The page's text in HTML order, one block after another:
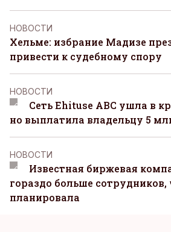
НОВОСТИ
Хельме: избрание Мадизе
привести к судебному спору
НОВОСТИ
Сеть Ehituse ABC ушла в
но выплатила владельцу 5
НОВОСТИ
Известная биржевая
гораздо больше сотрудников,
планировала